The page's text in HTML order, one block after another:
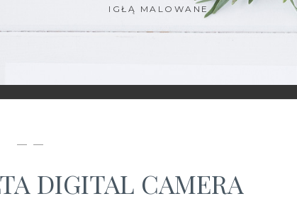
IGŁĄ MALOWANE
— —
DIGITAL CAMERA